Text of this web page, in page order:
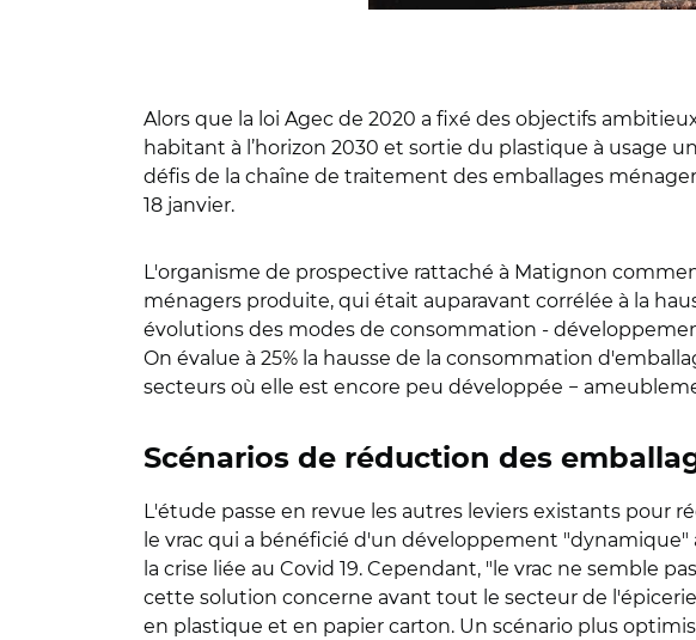
Alors que la loi Agec de 2020 a fixé des objectifs
habitant à l’horizon 2030 et sortie du plastique à usage
défis de la chaîne de traitement des emballages
18 janvier.
L'organisme de prospective rattaché à Matignon
ménagers produite, qui était auparavant corrélée à la
évolutions des modes de consommation -
On évalue à 25% la hausse de la consommation
secteurs où elle est encore peu développée −
Scénarios de réduction des
L'étude passe en revue les autres leviers existants pour
le vrac qui a bénéficié d'un développement "dynamique"
la crise liée au Covid 19. Cependant, "le vrac ne semble
cette solution concerne avant tout le secteur de
en plastique et en papier carton. Un scénario plus